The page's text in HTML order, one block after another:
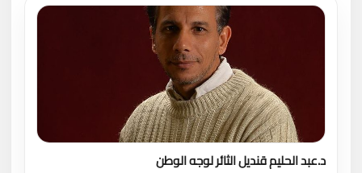
د.عبد الحليم قنديل الثائر لوجه الوطن